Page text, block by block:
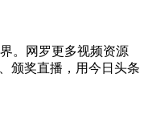
。网罗更多视频资源
颁奖直播，用今日头条